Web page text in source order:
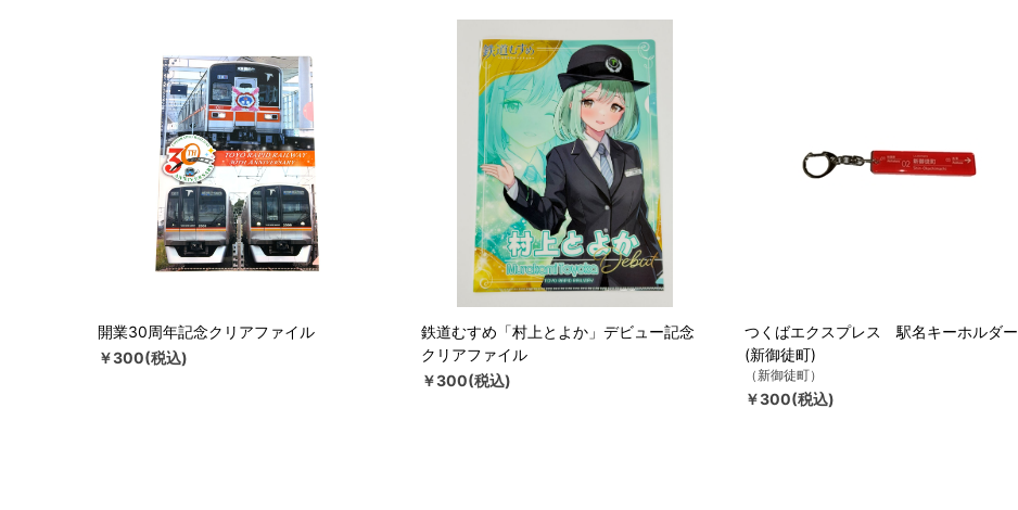
開業30周年記念クリアファイル
￥300(税込)
鉄道むすめ「村上とよか」デビュー記念
クリアファイル
￥300(税込)
つくばエクスプレス 駅名キーホルダー
(新御徒町)
（新御徒町）
￥300(税込)